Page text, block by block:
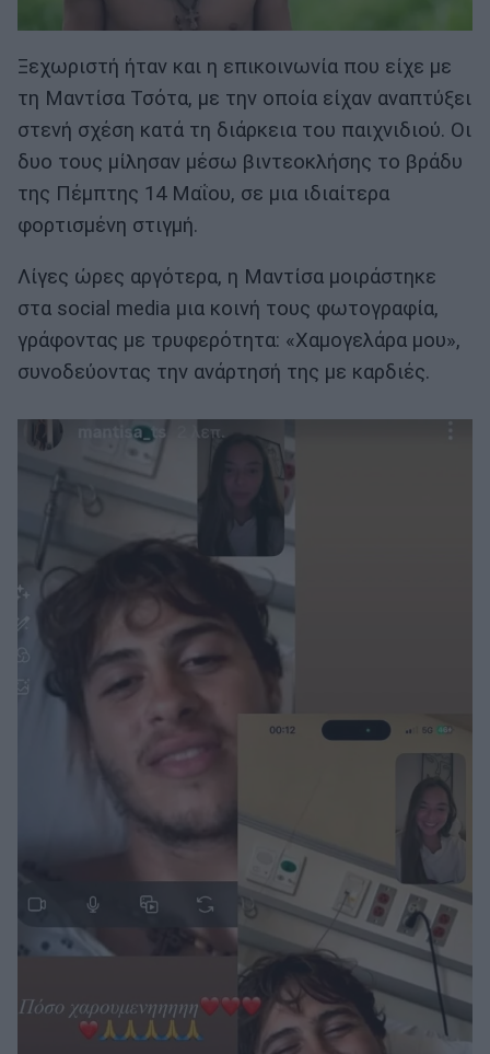
Ξεχωριστή ήταν και η επικοινωνία που είχε με
τη Μαντίσα Τσότα, με την οποία είχαν αναπτύξει
στενή σχέση κατά τη διάρκεια του παιχνιδιού. Οι
δυο τους μίλησαν μέσω βιντεοκλήσης το βράδυ
της Πέμπτης 14 Μαΐου, σε μια ιδιαίτερα
φορτισμένη στιγμή.
Λίγες ώρες αργότερα, η Μαντίσα μοιράστηκε
στα social media μια κοινή τους φωτογραφία,
γράφοντας με τρυφερότητα: «Χαμογελάρα μου»,
συνοδεύοντας την ανάρτησή της με καρδιές.